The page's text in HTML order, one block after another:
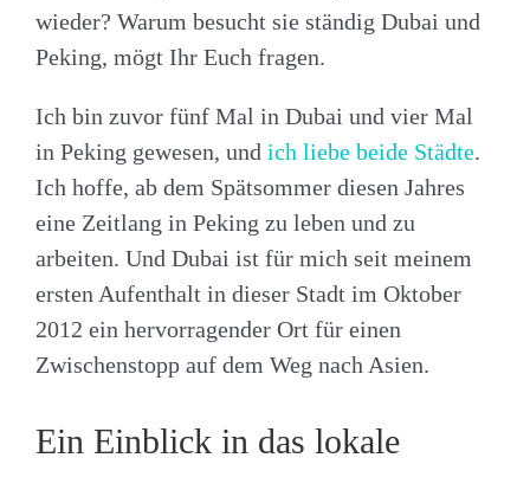
wieder? Warum besucht sie ständig Dubai und
Peking, mögt Ihr Euch fragen.
Ich bin zuvor fünf Mal in Dubai und vier Mal
in Peking gewesen, und ich liebe beide Städte.
Ich hoffe, ab dem Spätsommer diesen Jahres
eine Zeitlang in Peking zu leben und zu
arbeiten. Und Dubai ist für mich seit meinem
ersten Aufenthalt in dieser Stadt im Oktober
2012 ein hervorragender Ort für einen
Zwischenstopp auf dem Weg nach Asien.
Ein Einblick in das lokale